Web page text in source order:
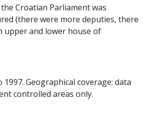
Croatian Parliament was
(there were more deputies, there
upper and lower house of
1997. Geographical coverage: data
controlled areas only.